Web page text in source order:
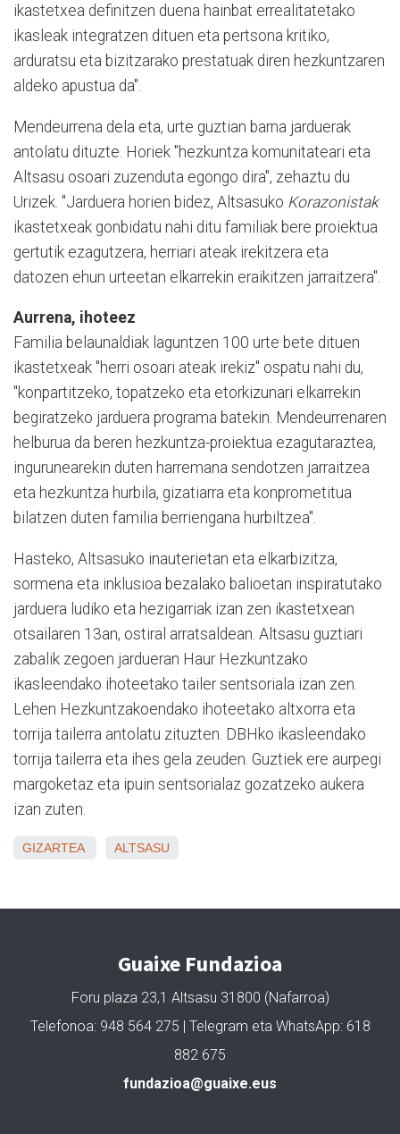
ikastetxea definitzen duena hainbat errealitatetako
ikasleak integratzen dituen eta pertsona kritiko,
arduratsu eta bizitzarako prestatuak diren hezkuntzaren
aldeko apustua da".
Mendeurrena dela eta, urte guztian barna jarduerak
antolatu dituzte. Horiek "hezkuntza komunitateari eta
Altsasu osoari zuzenduta egongo dira", zehaztu du
Urizek. "Jarduera horien bidez, Altsasuko Korazonistak
ikastetxeak gonbidatu nahi ditu familiak bere proiektua
gertutik ezagutzera, herriari ateak irekitzera eta
datozen ehun urteetan elkarrekin eraikitzen jarraitzera".
Aurrena, ihoteez
Familia belaunaldiak laguntzen 100 urte bete dituen
ikastetxeak "herri osoari ateak irekiz" ospatu nahi du,
"konpartitzeko, topatzeko eta etorkizunari elkarrekin
begiratzeko jarduera programa batekin. Mendeurrenaren
helburua da beren hezkuntza-proiektua ezagutaraztea,
ingurunearekin duten harremana sendotzen jarraitzea
eta hezkuntza hurbila, gizatiarra eta konprometitua
bilatzen duten familia berriengana hurbiltzea".
Hasteko, Altsasuko inauterietan eta elkarbizitza,
sormena eta inklusioa bezalako balioetan inspiratutako
jarduera ludiko eta hezigarriak izan zen ikastetxean
otsailaren 13an, ostiral arratsaldean. Altsasu guztiari
zabalik zegoen jardueran Haur Hezkuntzako
ikasleendako ihoteetako tailer sentsoriala izan zen.
Lehen Hezkuntzakoendako ihoteetako altxorra eta
torrija tailerra antolatu zituzten. DBHko ikasleendako
torrija tailerra eta ihes gela zeuden. Guztiek ere aurpegi
margoketaz eta ipuin sentsorialaz gozatzeko aukera
izan zuten.
GIZARTEA ALTSASU
Guaixe Fundazioa
Foru plaza 23,1 Altsasu 31800 (Nafarroa)
Telefonoa: 948 564 275 | Telegram eta WhatsApp: 618
882 675
fundazioa@guaixe.eus